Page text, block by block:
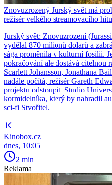
Znovuzrozený Jurský svět má
režisér velkého streamovacího hitu
Jurský svět: Znovuzrození
vydělal 870 milionů dolarů a
sága proměnila v kulturní fosilii.
pokračování ale dostává citelnou
Scarlett Johansson, Jonathana
nadále počítá, režisér Gareth
projektu odstoupit. Studio
kormidelníka, který by nahradil
sci-fi Stvořitel.
Kinobox.cz
dnes, 10:05
2 min
Reklama